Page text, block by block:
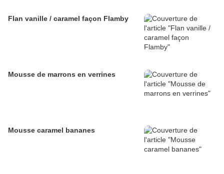
Flan vanille / caramel façon Flamby
Mousse de marrons en verrines
Mousse caramel bananes